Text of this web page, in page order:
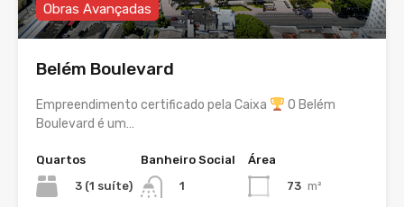
Obras Avançadas
Belém Boulevard
Empreendimento certificado pela Caixa
O Belém
Boulevard é um…
Quartos
3 (1 suíte)
Banheiro Social
1
Área
73 m²